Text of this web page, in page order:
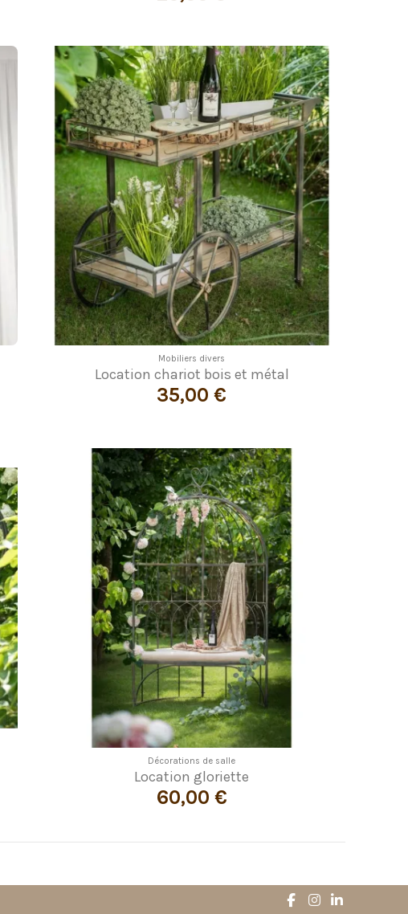
Mobiliers divers
Location chariot bois et métal
35,00 €
Décorations de salle
Location gloriette
60,00 €